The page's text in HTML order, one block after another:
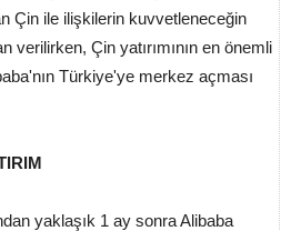
Çin ile ilişkilerin kuvvetleneceğin
verilirken, Çin yatırımının en önemli
Türkiye'ye merkez açması
yaklaşık 1 ay sonra Alibaba